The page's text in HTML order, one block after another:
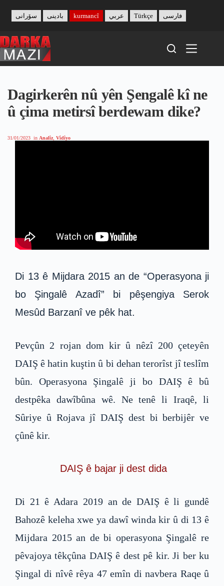
content
بادینی سۆرانی kurmancî عربي Türkçe فارسی
Dagirkerên nû yên Şengalê kî ne
û çima metirsî berdewam dike?
31/01/2023 in Analîz, Vîdîyo
Di 13 ê Mijdara 2015 an de “Operasyona ji
bo Şingalê Azadî” bi pêşengiya Serok
Mesûd Barzanî ve pêk hat.
Pevçûn 2 rojan dom kir û nêzî 200 çeteyên
DAIŞ ê hatin kuştin û bi dehan terorîst jî teslîm
bûn. Operasyona Şingalê ji bo DAIŞ ê bû
destpêka dawîbûna wê. Ne tenê li Iraqê, li
Sûriye û Rojava jî DAIŞ dest bi berbijêr ve
çûnê kir.
DAIŞ ê bajar ji dest dida
Di 21 ê Adara 2019 an de DAIŞ ê li gundê
Bahozê keleha xwe ya dawî winda kir û di 13 ê
Mijdara 2015 an de bi operasyona Şingalê re
pêvajoya têkçûna DAIŞ ê dest pê kir. Ji ber ku
Şingal di nîvê rêya 47 emîn di navbera Raqe û